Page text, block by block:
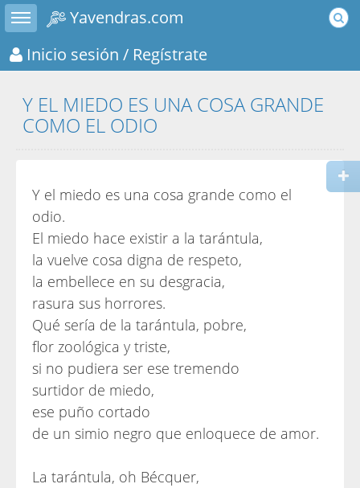
Toggle sidebar
Yavendras.com
Inicio sesión / Regístrate
Y EL MIEDO ES UNA COSA GRANDE
COMO EL ODIO
Y el miedo es una cosa grande como el
odio.
El miedo hace existir a la tarántula,
la vuelve cosa digna de respeto,
la embellece en su desgracia,
rasura sus horrores.
Qué sería de la tarántula, pobre,
flor zoológica y triste,
si no pudiera ser ese tremendo
surtidor de miedo,
ese puño cortado
de un simio negro que enloquece de amor.
La tarántula, oh Bécquer,